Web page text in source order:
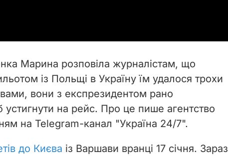
i
d
e
o
Марина розповіла журналістам, що
із Польщі в Україну їм удалося трохи
вони з експрезидентом рано
на рейс. Про це пише агентство
на Telegram-канал "Україна 24/7".
до Києва із Варшави вранці 17 січня. Зараз